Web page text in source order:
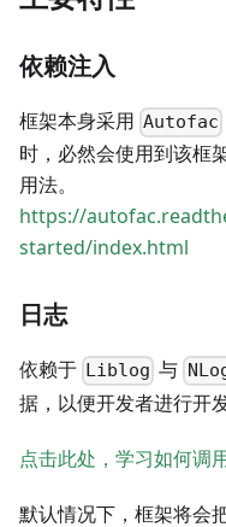
依赖注入
框架本身采用 Autofac
时，必然会使用到该框
用法。
https://
started/index.html
日志
依赖于 Liblog 与
据，以便开发者进行开发
点击此处，学习如何调
默认情况下，框架将会